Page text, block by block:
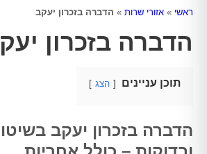
ראשי » אזורי שרות » הדברה בזכרון יעקב
הדברה בזכרון
תוכן עניינים הצג
הדברה בזכרון יעקב